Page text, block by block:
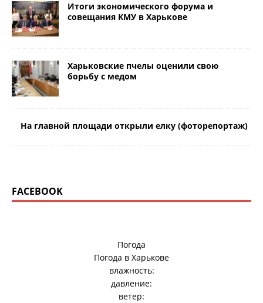
Итоги экономического форума и
совещания КМУ в Харькове
Харьковские пчелы оценили свою
борьбу с медом
На главной площади открыли елку (фоторепортаж)
FACEBOOK
Погода
Погода в Харькове
влажность:
давление:
ветер: